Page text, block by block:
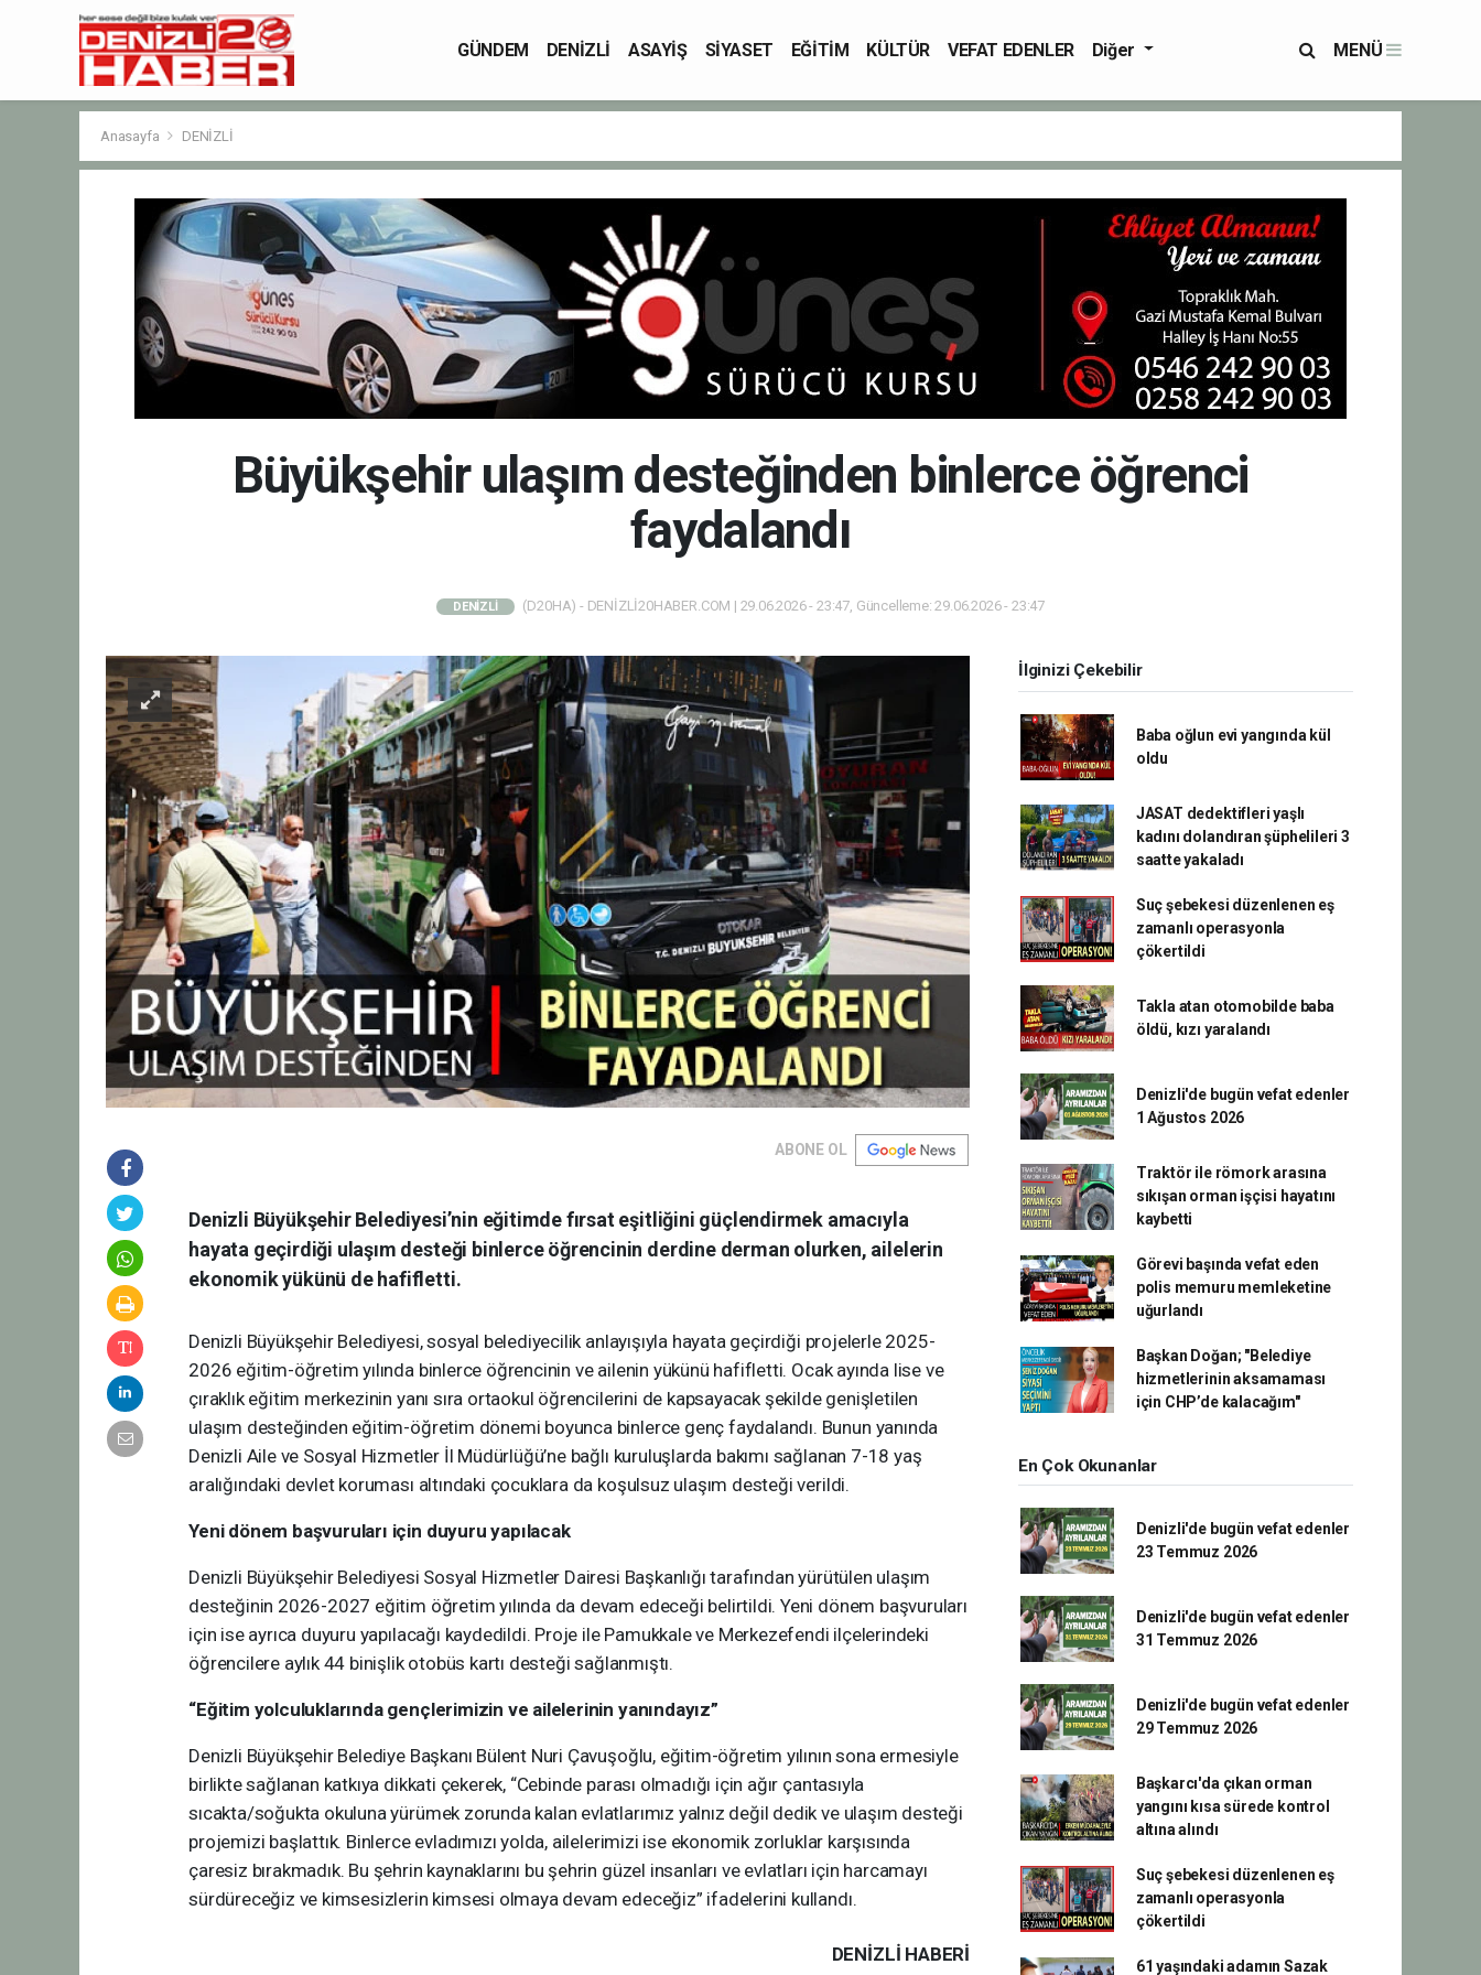
GÜNDEM DENİZLİ ASAYİŞ SİYASET EĞİTİM KÜLTÜR VEFAT EDENLER Diğer MENÜ
Anasayfa DENİZLİ
Büyükşehir ulaşım desteğinden binlerce öğrenci
faydalandı
DENİZLİ (D20HA) - DENİZLİ20HABER.COM | 29.06.2026 - 23:47, Güncelleme: 29.06.2026 - 23:47
ABONE OL
Denizli Büyükşehir Belediyesi’nin eğitimde fırsat eşitliğini güçlendirmek amacıyla
hayata geçirdiği ulaşım desteği binlerce öğrencinin derdine derman olurken, ailelerin
ekonomik yükünü de hafifletti.
Denizli Büyükşehir Belediyesi, sosyal belediyecilik anlayışıyla hayata geçirdiği projelerle 2025-
2026 eğitim-öğretim yılında binlerce öğrencinin ve ailenin yükünü hafifletti. Ocak ayında lise ve
çıraklık eğitim merkezinin yanı sıra ortaokul öğrencilerini de kapsayacak şekilde genişletilen
ulaşım desteğinden eğitim-öğretim dönemi boyunca binlerce genç faydalandı. Bunun yanında
Denizli Aile ve Sosyal Hizmetler İl Müdürlüğü’ne bağlı kuruluşlarda bakımı sağlanan 7-18 yaş
aralığındaki devlet koruması altındaki çocuklara da koşulsuz ulaşım desteği verildi.
Yeni dönem başvuruları için duyuru yapılacak
Denizli Büyükşehir Belediyesi Sosyal Hizmetler Dairesi Başkanlığı tarafından yürütülen ulaşım
desteğinin 2026-2027 eğitim öğretim yılında da devam edeceği belirtildi. Yeni dönem başvuruları
için ise ayrıca duyuru yapılacağı kaydedildi. Proje ile Pamukkale ve Merkezefendi ilçelerindeki
öğrencilere aylık 44 binişlik otobüs kartı desteği sağlanmıştı.
“Eğitim yolculuklarında gençlerimizin ve ailelerinin yanındayız”
Denizli Büyükşehir Belediye Başkanı Bülent Nuri Çavuşoğlu, eğitim-öğretim yılının sona ermesiyle
birlikte sağlanan katkıya dikkati çekerek, “Cebinde parası olmadığı için ağır çantasıyla
sıcakta/soğukta okuluna yürümek zorunda kalan evlatlarımız yalnız değil dedik ve ulaşım desteği
projemizi başlattık. Binlerce evladımızı yolda, ailelerimizi ise ekonomik zorluklar karşısında
çaresiz bırakmadık. Bu şehrin kaynaklarını bu şehrin güzel insanları ve evlatları için harcamayı
sürdüreceğiz ve kimsesizlerin kimsesi olmaya devam edeceğiz” ifadelerini kullandı.
DENIZLI HABERİ
İlginizi Çekebilir
Baba oğlun evi yangında kül
oldu
JASAT dedektifleri yaşlı
kadını dolandıran şüphelileri 3
saatte yakaladı
Suç şebekesi düzenlenen eş
zamanlı operasyonla
çökertildi
Takla atan otomobilde baba
öldü, kızı yaralandı
Denizli'de bugün vefat edenler
1 Ağustos 2026
Traktör ile römork arasına
sıkışan orman işçisi hayatını
kaybetti
Görevi başında vefat eden
polis memuru memleketine
uğurlandı
Başkan Doğan; "Belediye
hizmetlerinin aksamaması
için CHP’de kalacağım"
En Çok Okunanlar
Denizli'de bugün vefat edenler
23 Temmuz 2026
Denizli'de bugün vefat edenler
31 Temmuz 2026
Denizli'de bugün vefat edenler
29 Temmuz 2026
Başkarcı'da çıkan orman
yangını kısa sürede kontrol
altına alındı
Suç şebekesi düzenlenen eş
zamanlı operasyonla
çökertildi
61 yaşındaki adamın Sazak